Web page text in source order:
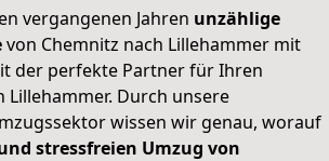
vergangenen Jahren unzählige
von Chemnitz nach Lillehammer mit
der perfekte Partner für Ihren
Durch unsere
wissen wir genau, worauf
stressfreien Umzug von